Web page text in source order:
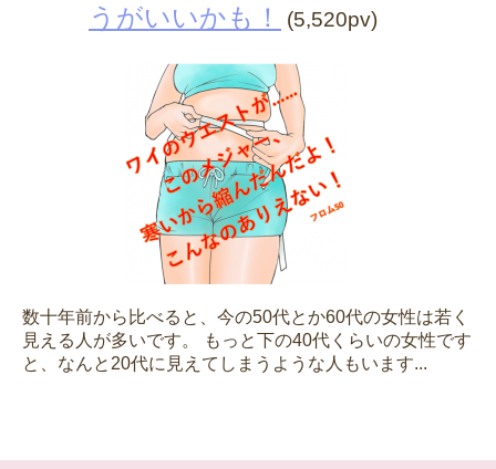
うがいいかも！
(5,520pv)
数十年前から比べると、今の50代とか60代の女性は若く
見える人が多いです。 もっと下の40代くらいの女性です
と、なんと20代に見えてしまうような人もいます...